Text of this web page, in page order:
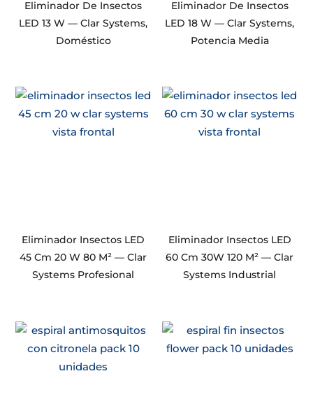
Eliminador De Insectos
LED 13 W — Clar Systems,
Doméstico
Eliminador De Insectos
LED 18 W — Clar Systems,
Potencia Media
Eliminador Insectos LED
45 Cm 20 W 80 M² — Clar
Systems Profesional
Eliminador Insectos LED
60 Cm 30W 120 M² — Clar
Systems Industrial